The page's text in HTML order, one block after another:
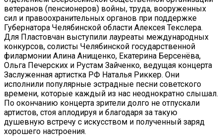
ветеранов (пенсионеров) войны, труда, вооруженных
сил и правоохранительных органов при поддержке
Губернатора Челябинской области Алексея Текслера.
Для Пластовчан выступили лауреаты международных
конкурсов, солисты Челябинской государственной
филармонии Алина Анищенко, Екатерина Берсенёва,
Ольга Печерских и Рустам Зайченко, ведущая концерта
Заслуженная артистка РФ Наталья Риккер. Они
исполнили популярные эстрадные песни советского
времени, которые каждый из нас неоднократно слышал.
По окончанию концерта зрители долго не отпускали
артистов, стоя аплодируя и благодаря за такую
душевную встречу с искусством и полученный заряд
хорошего настроения.